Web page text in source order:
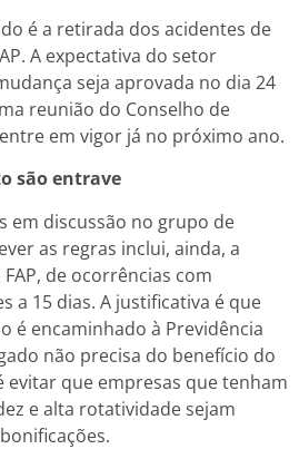
é a retirada dos acidentes de
A expectativa do setor
seja aprovada no dia 24
reunião do Conselho de
em vigor já no próximo ano.
são entrave
em discussão no grupo de
as regras inclui, ainda, a
de ocorrências com
a 15 dias. A justificativa é que
é encaminhado à Previdência
não precisa do benefício do
evitar que empresas que tenham
e alta rotatividade sejam